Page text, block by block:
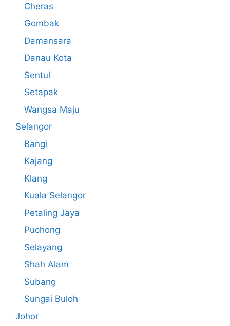
Cheras
Gombak
Damansara
Danau Kota
Sentul
Setapak
Wangsa Maju
Selangor
Bangi
Kajang
Klang
Kuala Selangor
Petaling Jaya
Puchong
Selayang
Shah Alam
Subang
Sungai Buloh
Johor